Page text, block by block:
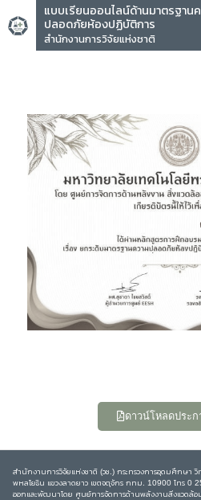
แบบเรียนออนไลน์ด้านมาตรฐานค
ปลอดภัยห้องปฏิบัติการ
สำนักงานการวิจัยแห่งชาติ
ดาวน์โหลดประ
สำนักงานการวิจัยแห่งชาติ (วช.) กระทรวงการอุดมศึกษา
พหลโยธิน แขวงลาดยาว เขตจตุจักร กทม. 10900 โทร 0
ออกและพัฒนาโดย ศูนย์การจัดการด้านพลังงานสิ่งแวดล้